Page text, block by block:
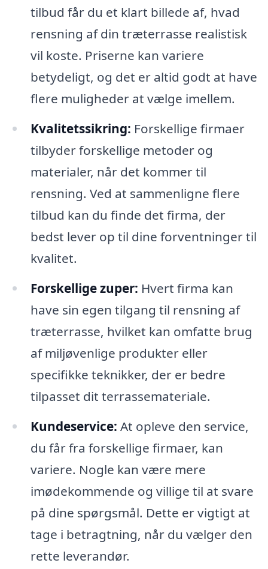
tilbud får du et klart billede af, hvad
rensning af din træterrasse realistisk
vil koste. Priserne kan variere
betydeligt, og det er altid godt at have
flere muligheder at vælge imellem.
Kvalitetssikring: Forskellige firmaer
tilbyder forskellige metoder og
materialer, når det kommer til
rensning. Ved at sammenligne flere
tilbud kan du finde det firma, der
bedst lever op til dine forventninger til
kvalitet.
Forskellige zuper: Hvert firma kan
have sin egen tilgang til rensning af
træterrasse, hvilket kan omfatte brug
af miljøvenlige produkter eller
specifikke teknikker, der er bedre
tilpasset dit terrassemateriale.
Kundeservice: At opleve den service,
du får fra forskellige firmaer, kan
variere. Nogle kan være mere
imødekommende og villige til at svare
på dine spørgsmål. Dette er vigtigt at
tage i betragtning, når du vælger den
rette leverandør.